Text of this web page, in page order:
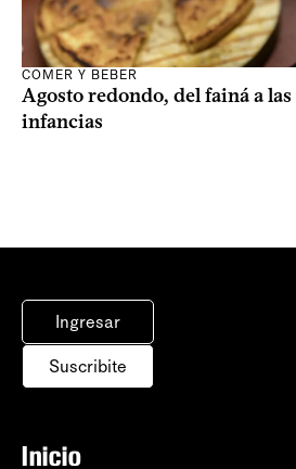
COMER Y BEBER
Agosto redondo, del fainá a las
infancias
Ingresar
Suscribite
Inicio